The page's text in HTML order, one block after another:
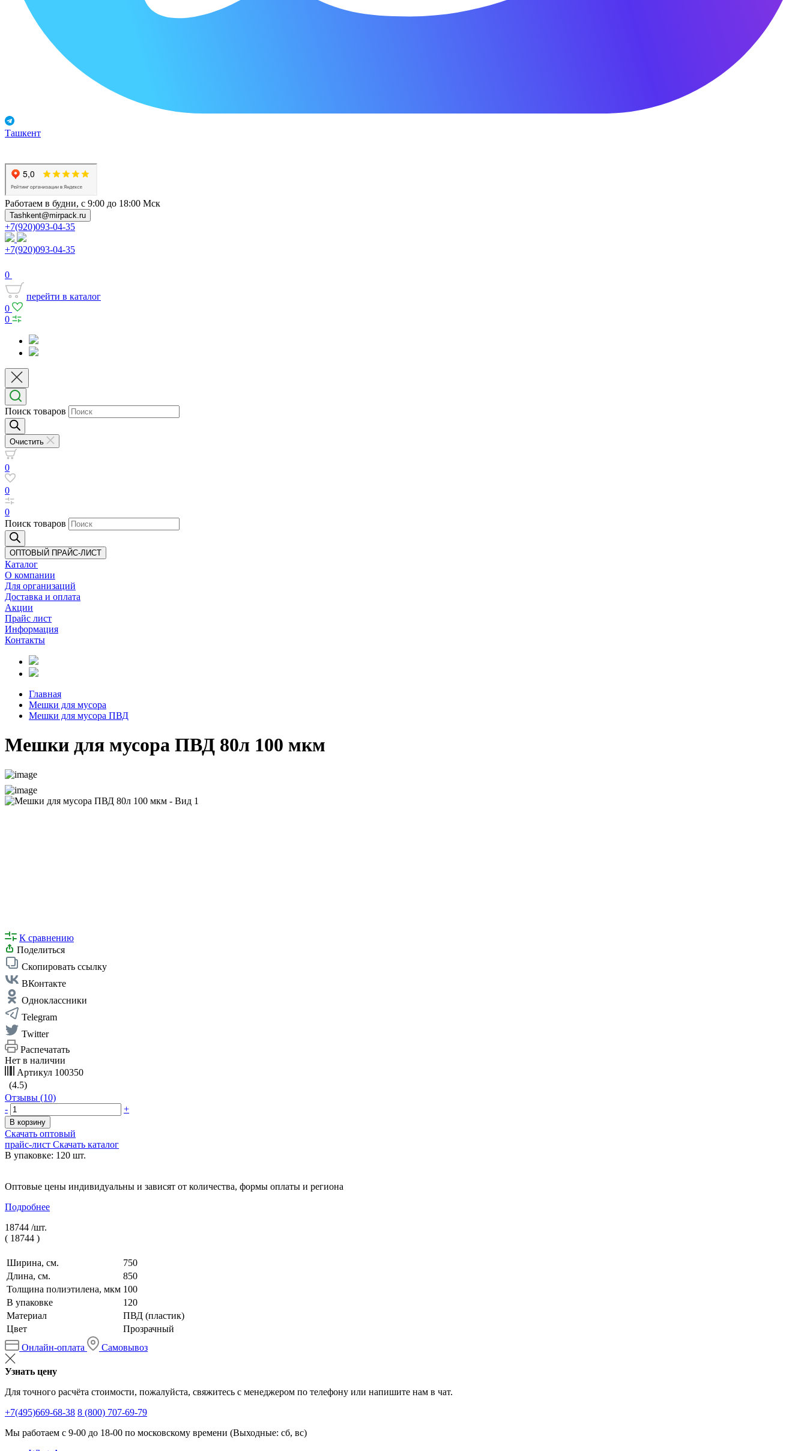
Ташкент
Работаем в будни, с 9:00 до 18:00 Мск
Tashkent@mirpack.ru
+7(920)093-04-35
+7(920)093-04-35
0
перейти в каталог
0
0
Поиск товаров
Очистить
0
0
0
Поиск товаров
ОПТОВЫЙ ПРАЙС-ЛИСТ
Каталог
О компании
Для организаций
Доставка и оплата
Акции
Прайс лист
Информация
Контакты
Главная
Мешки для мусора
Мешки для мусора ПВД
Мешки для мусора ПВД 80л 100 мкм
К сравнению
Поделиться
Скопировать ссылку
ВКонтакте
Одноклассники
Telegram
Twitter
Распечатать
Нет в наличии
Артикул 100350
(4.5)
Отзывы (10)
-
+
В корзину
Скачать оптовый
прайс-лист Скачать каталог
В упаковке: 120 шт.
Оптовые цены индивидуальны и зависят от количества, формы оплаты и региона
Подробнее
18744 /шт.
( 18744 )
Ширина, см.
750
Длина, см.
850
Толщина полиэтилена, мкм 100
В упаковке
120
Материал
ПВД (пластик)
Цвет
Прозрачный
Онлайн-оплата
Самовывоз
Узнать цену
Для точного расчёта стоимости, пожалуйста, свяжитесь с менеджером по телефону или напишите нам в чат.
+7(495)669-68-38 8 (800) 707-69-79
Мы работаем с 9-00 до 18-00 по московскому времени (Выходные: сб, вс)